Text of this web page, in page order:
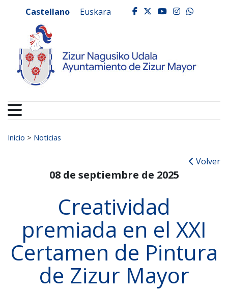
Ayuntamiento de
Castellano Euskara facebook
twitter
youtube
Buscar:
Inicio > Noticias
Volver
08 de septiembre de 2025
Creatividad
premiada en el XXI
Certamen de Pintura
de Zizur Mayor